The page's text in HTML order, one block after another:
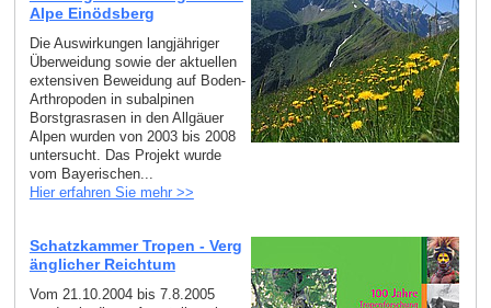
Alpe Einödsberg
Die Auswirkungen langjähriger
Überweidung sowie der aktuellen
extensiven Beweidung auf Boden-
Arthropoden in subalpinen
Borstgrasrasen in den Allgäuer
Alpen wurden von 2003 bis 2008
untersucht. Das Projekt wurde
vom Bayerischen...
Hier erfahren Sie mehr >>
Schatzkammer Tropen - Verg
änglicher Reichtum
Vom 21.10.2004 bis 7.8.2005